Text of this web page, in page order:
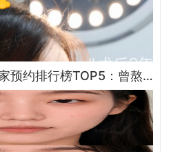
2026年西安做鼻子专家预约排行榜TOP5：曾熬、霍玉旺、房志强、蒋立、刘宝军哪个更好？